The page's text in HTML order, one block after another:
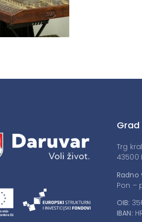
Grad
Trg
43500
Radno
Pon –
OIB:
IBAN: